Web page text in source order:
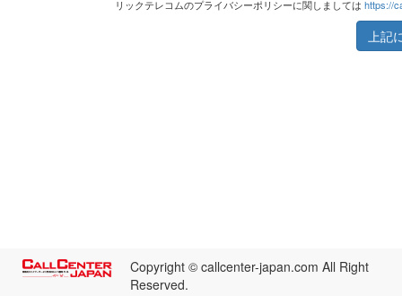
リックテレコムのプライバシーポリシーに関しましては https://
上記
Copyright © callcenter-japan.com All Right
Reserved.